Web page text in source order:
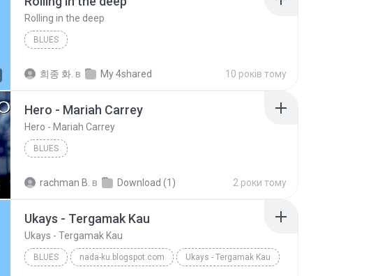
Rolling in the deep
BLUES
희종 화. в My 4shared 10 років тому
Hero - Mariah Carrey
Hero - Mariah Carrey
BLUES
rachman B. в Download (1) 2 роки тому
Ukays - Tergamak Kau
Ukays - Tergamak Kau
BLUES nada-ku.blogspot.com Ukays - Tergamak Kau